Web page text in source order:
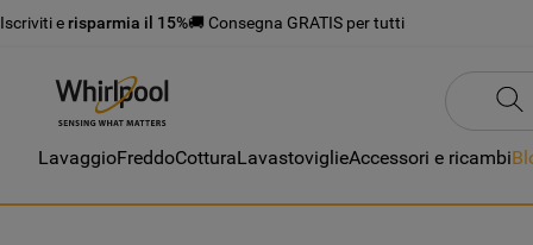
Iscriviti e risparmia il 15%🚚 Consegna GRATIS per tutti
LavaggioFreddoCotturaLavastoviglieAccessori e ricambi